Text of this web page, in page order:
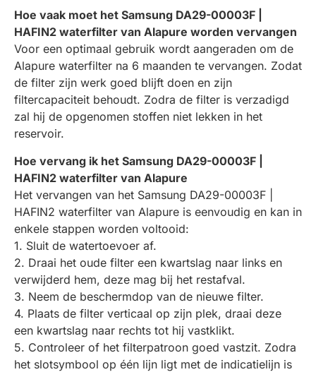
Hoe vaak moet het Samsung DA29-00003F |
HAFIN2 waterfilter van Alapure worden vervangen
Voor een optimaal gebruik wordt aangeraden om de
Alapure waterfilter na 6 maanden te vervangen. Zodat
de filter zijn werk goed blijft doen en zijn
filtercapaciteit behoudt. Zodra de filter is verzadigd
zal hij de opgenomen stoffen niet lekken in het
reservoir.
Hoe vervang ik het Samsung DA29-00003F |
HAFIN2 waterfilter van Alapure
Het vervangen van het Samsung DA29-00003F |
HAFIN2 waterfilter van Alapure is eenvoudig en kan in
enkele stappen worden voltooid:
1. Sluit de watertoevoer af.
2. Draai het oude filter een kwartslag naar links en
verwijderd hem, deze mag bij het restafval.
3. Neem de beschermdop van de nieuwe filter.
4. Plaats de filter verticaal op zijn plek, draai deze
een kwartslag naar rechts tot hij vastklikt.
5. Controleer of het filterpatroon goed vastzit. Zodra
het slotsymbool op één lijn ligt met de indicatielijn is